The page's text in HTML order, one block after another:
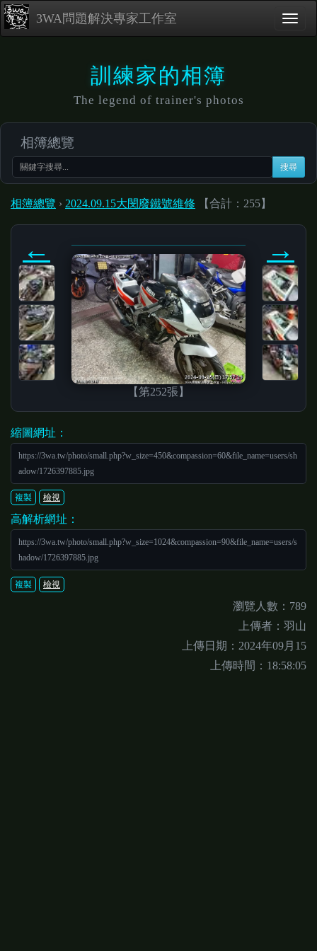
3WA問題解決專家工作室
訓練家的相簿
The legend of trainer's photos
相簿總覽
搜尋
相簿總覽 › 2024.09.15大閔廢鐵號維修 【合計：255】
←
【第252張】
→
縮圖網址：
https://3wa.tw/photo/small.php?w_size=450&compassion=60&file_name=users/sh
adow/1726397885.jpg
複製 檢視
高解析網址：
https://3wa.tw/photo/small.php?w_size=1024&compassion=90&file_name=users/s
hadow/1726397885.jpg
複製 檢視
瀏覽人數：789
上傳者：羽山
上傳日期：2024年09月15
上傳時間：18:58:05